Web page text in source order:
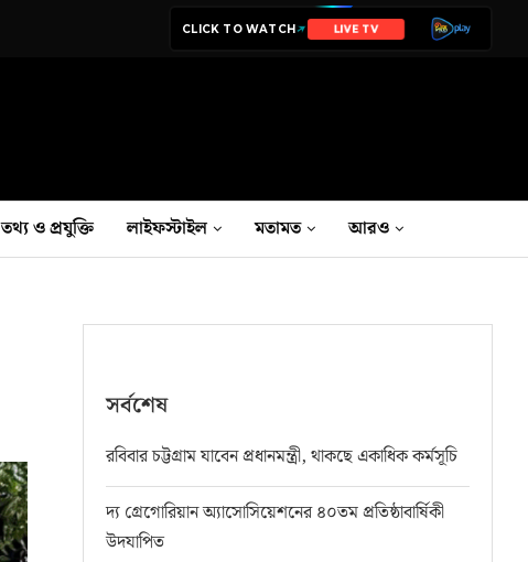
CLICK TO WATCH NEWS
তথ‍্য ও প্রযুক্তি লাইফস্টাইল মতামত আরও
সর্বশেষ
রবিবার চট্টগ্রাম যাবেন প্রধানমন্ত্রী, থাকছে একাধিক কর্মসূচি
দ্য গ্রেগোরিয়ান অ্যাসোসিয়েশনের ৪০তম প্রতিষ্ঠাবার্ষিকী
উদযাপিত